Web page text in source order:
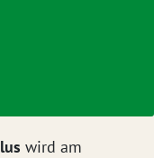
wird am